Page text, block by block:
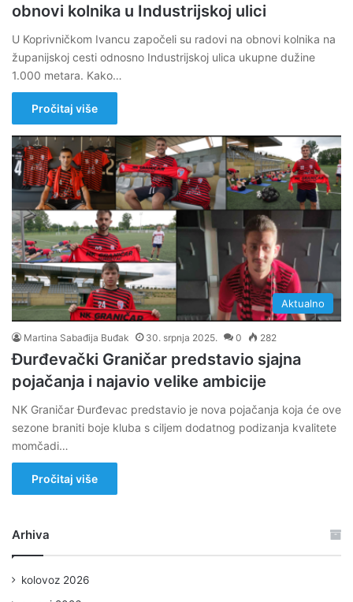
obnovi kolnika u Industrijskoj ulici
U Koprivničkom Ivancu započeli su radovi na obnovi kolnika na
županijskoj cesti odnosno Industrijskoj ulica ukupne dužine
1.000 metara. Kako…
Pročitaj više
Aktualno
Martina Sabađija Buđak 30. srpnja 2025. 0 282
Đurđevački Graničar predstavio sjajna
pojačanja i najavio velike ambicije
NK Graničar Đurđevac predstavio je nova pojačanja koja će ove
sezone braniti boje kluba s ciljem dodatnog podizanja kvalitete
momčadi…
Pročitaj više
Arhiva
kolovoz 2026